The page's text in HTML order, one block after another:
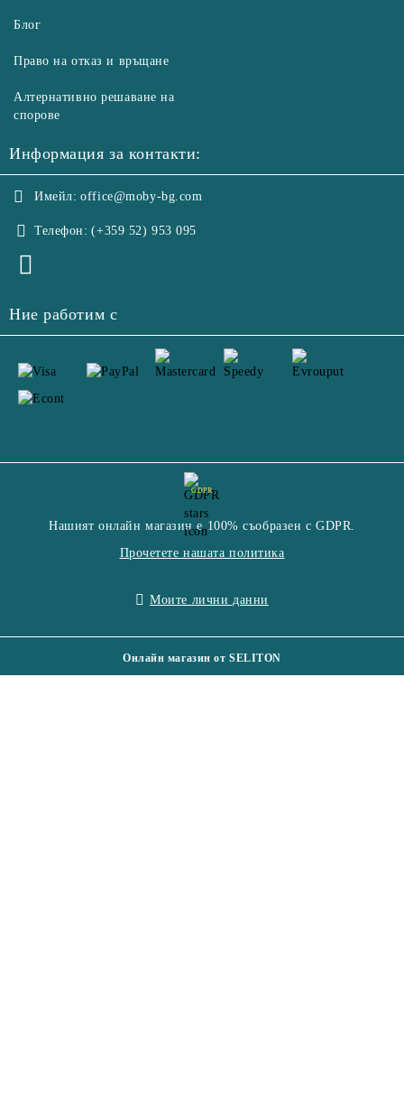
Блог
Право на отказ и връщане
Алтернативно решаване на
спорове
Информация за контакти:
Имейл: office@moby-bg.com
Телефон: (+359 52) 953 095
Ние работим с
GDPR
Нашият онлайн магазин е 100% съобразен с GDPR.
Прочетете нашата политика
Моите лични данни
Онлайн магазин от SELITON